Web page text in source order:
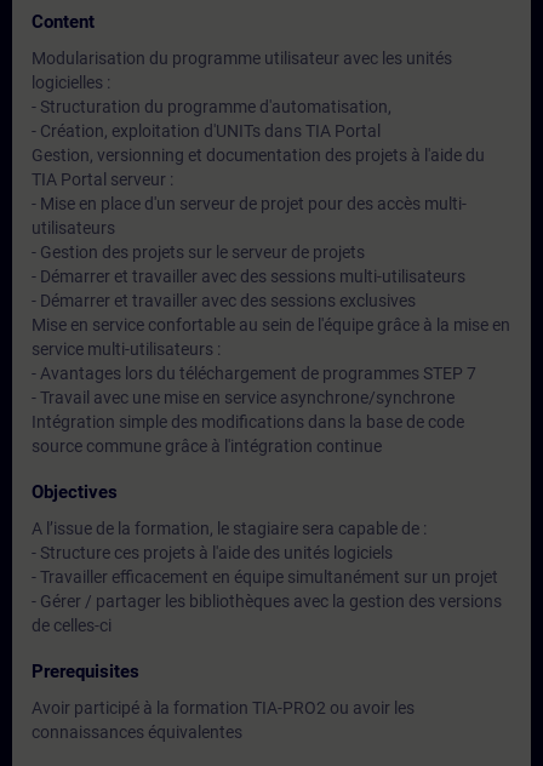
Content
Modularisation du programme utilisateur avec les unités
logicielles :
- Structuration du programme d'automatisation,
- Création, exploitation d'UNITs dans TIA Portal
Gestion, versionning et documentation des projets à l'aide du
TIA Portal serveur :
- Mise en place d'un serveur de projet pour des accès multi-
utilisateurs
- Gestion des projets sur le serveur de projets
- Démarrer et travailler avec des sessions multi-utilisateurs
- Démarrer et travailler avec des sessions exclusives
Mise en service confortable au sein de l'équipe grâce à la mise en
service multi-utilisateurs :
- Avantages lors du téléchargement de programmes STEP 7
- Travail avec une mise en service asynchrone/synchrone
Intégration simple des modifications dans la base de code
source commune grâce à l'intégration continue
Objectives
A l’issue de la formation, le stagiaire sera capable de :
- Structure ces projets à l'aide des unités logiciels
- Travailler efficacement en équipe simultanément sur un projet
- Gérer / partager les bibliothèques avec la gestion des versions
de celles-ci
Prerequisites
Avoir participé à la formation TIA-PRO2 ou avoir les
connaissances équivalentes